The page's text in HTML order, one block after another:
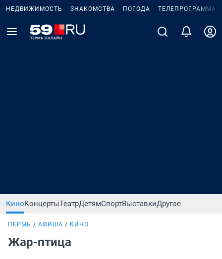
НЕДВИЖИМОСТЬ ЗНАКОМСТВА ПОГОДА ТЕЛЕПРОГРАММА
КиноКонцертыТеатрДетямСпортВыставкиДругое
ПЕРМЬ АФИША КИНО
Жар-птица